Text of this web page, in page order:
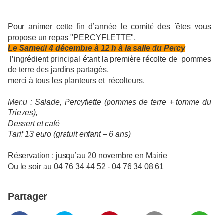
Pour animer cette fin d’année le comité des fêtes vous
propose un repas "PERCYFLETTE",
Le Samedi 4 décembre à 12 h à la salle du Percy
l’ingrédient principal étant la première récolte de pommes
de terre des jardins partagés,
merci à tous les planteurs et récolteurs.
Menu : Salade, Percyflette (pommes de terre + tomme du
Trieves),
Dessert et café
Tarif 13 euro (gratuit enfant – 6 ans)
Réservation : jusqu’au 20 novembre en Mairie
Ou le soir au 04 76 34 44 52 - 04 76 34 08 61
Partager